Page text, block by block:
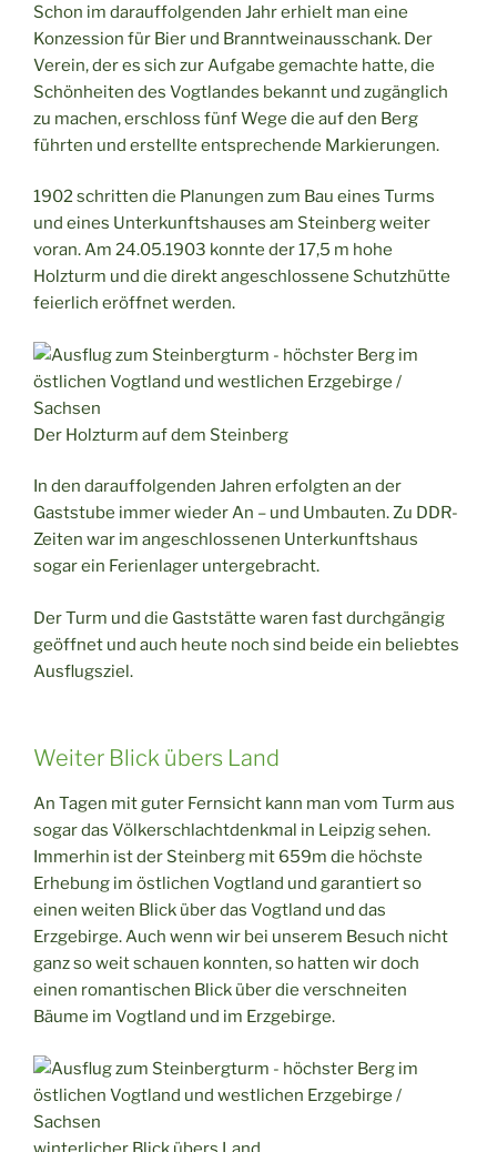
Schon im darauffolgenden Jahr erhielt man eine
Konzession für Bier und Branntweinausschank. Der
Verein, der es sich zur Aufgabe gemachte hatte, die
Schönheiten des Vogtlandes bekannt und zugänglich
zu machen, erschloss fünf Wege die auf den Berg
führten und erstellte entsprechende Markierungen.
1902 schritten die Planungen zum Bau eines Turms
und eines Unterkunftshauses am Steinberg weiter
voran. Am 24.05.1903 konnte der 17,5 m hohe
Holzturm und die direkt angeschlossene Schutzhütte
feierlich eröffnet werden.
Der Holzturm auf dem Steinberg
In den darauffolgenden Jahren erfolgten an der
Gaststube immer wieder An – und Umbauten. Zu DDR-
Zeiten war im angeschlossenen Unterkunftshaus
sogar ein Ferienlager untergebracht.
Der Turm und die Gaststätte waren fast durchgängig
geöffnet und auch heute noch sind beide ein beliebtes
Ausflugsziel.
Weiter Blick übers Land
An Tagen mit guter Fernsicht kann man vom Turm aus
sogar das Völkerschlachtdenkmal in Leipzig sehen.
Immerhin ist der Steinberg mit 659m die höchste
Erhebung im östlichen Vogtland und garantiert so
einen weiten Blick über das Vogtland und das
Erzgebirge. Auch wenn wir bei unserem Besuch nicht
ganz so weit schauen konnten, so hatten wir doch
einen romantischen Blick über die verschneiten
Bäume im Vogtland und im Erzgebirge.